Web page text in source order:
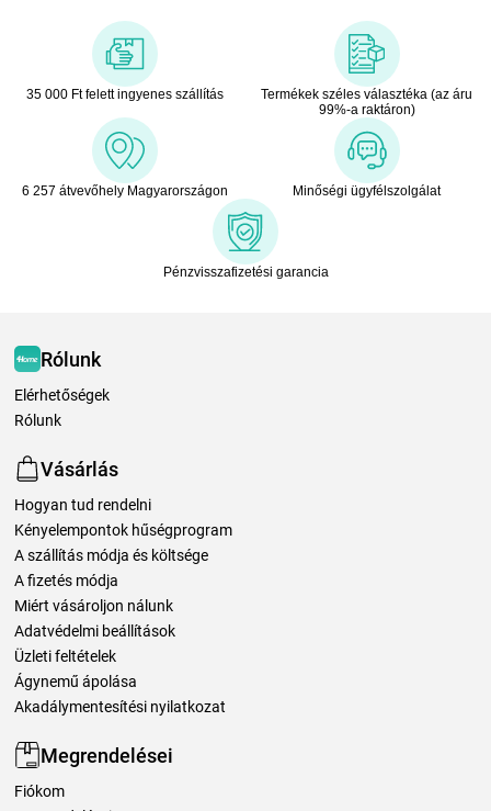
35 000 Ft felett ingyenes szállítás
Termékek széles választéka (az áru
99%-a raktáron)
6 257 átvevőhely Magyarországon Minőségi ügyfélszolgálat
Pénzvisszafizetési garancia
Rólunk
Elérhetőségek
Rólunk
Vásárlás
Hogyan tud rendelni
Kényelempontok hűségprogram
A szállítás módja és költsége
A fizetés módja
Miért vásároljon nálunk
Adatvédelmi beállítások
Üzleti feltételek
Ágynemű ápolása
Akadálymentesítési nyilatkozat
Megrendelései
Fiókom